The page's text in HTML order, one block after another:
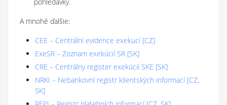
A mnohé ďalšie:
CEE – Centrální evidence exekucí [CZ]
ExeSR – Zoznam exekúcií SR [SK]
CRE – Centrálny register exekúcií SKE [SK]
NRKI – Nebankovní registr klientských informací [CZ,
SK]